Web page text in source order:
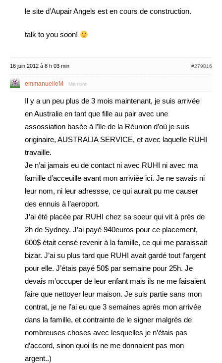
le site d’Aupair Angels est en cours de construction.
talk to you soon!
16 juin 2012 à 8 h 03 min #279816
emmanuelleM Membre
Il y a un peu plus de 3 mois maintenant, je suis arrivée
en Australie en tant que fille au pair avec une
assossiation basée à l’île de la Réunion d’où je suis
originaire, AUSTRALIA SERVICE, et avec laquelle RUHI
travaille.
Je n’ai jamais eu de contact ni avec RUHI ni avec ma
famille d’acceuille avant mon arriviée ici. Je ne savais ni
leur nom, ni leur adressse, ce qui aurait pu me causer
des ennuis à l’aeroport.
J’ai été placée par RUHI chez sa soeur qui vit à près de
2h de Sydney. J’ai payé 940euros pour ce placement,
600$ était censé revenir à la famille, ce qui me paraissait
bizar. J’ai su plus tard que RUHI avait gardé tout l’argent
pour elle. J’étais payé 50$ par semaine pour 25h. Je
devais m’occuper de leur enfant mais ils ne me faisaient
faire que nettoyer leur maison. Je suis partie sans mon
contrat, je ne l’ai eu que 3 semaines après mon arrivée
dans la famille, et contrainte de le signer malgrès de
nombreuses choses avec lesquelles je n’étais pas
d’accord, sinon quoi ils ne me donnaient pas mon
argent..)